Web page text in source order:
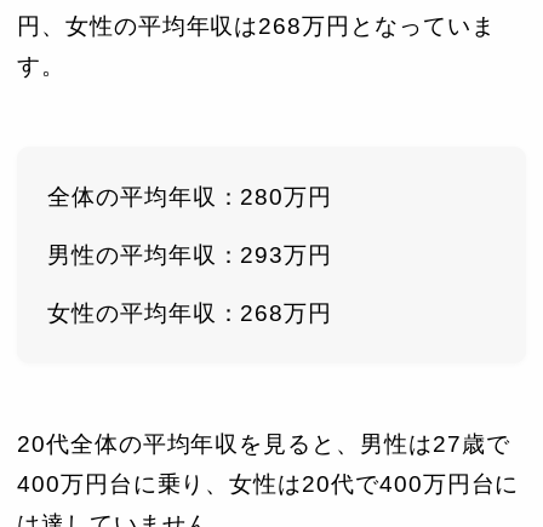
円、女性の平均年収は268万円となっていま
す。
全体の平均年収：280万円
男性の平均年収：293万円
女性の平均年収：268万円
20代全体の平均年収を見ると、男性は27歳で
400万円台に乗り、女性は20代で400万円台に